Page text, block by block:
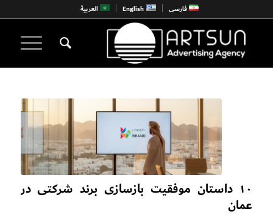
فارسی English العربية
۱۰ داستان موفقیت بازسازی برند شرکتی در
عمان